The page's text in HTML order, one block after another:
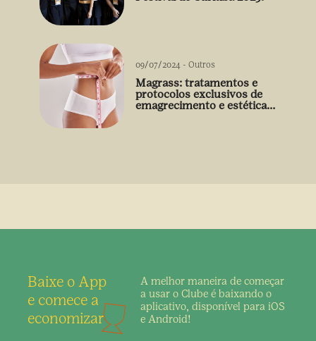
09/07/2024 - Outros
Magrass: tratamentos e
protocolos exclusivos de
emagrecimento e estética
Baixe o App
e comece a
economizar
A melhor maneira de começar
a usar o Clube é baixando o
aplicativo, disponível para iOS
e Android!